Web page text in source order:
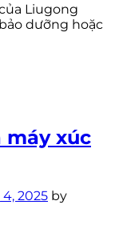
Liugong
dưỡng hoặc
xúc
2025 by